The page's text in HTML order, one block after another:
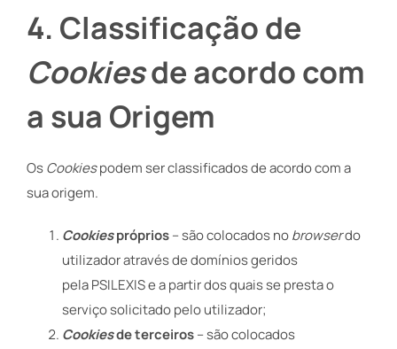
4. Classificação de
Cookiesde acordo com
a sua Origem
OsCookiespodem ser classificados de acordo com a
sua origem.
Cookiespróprios– são colocados nobrowserdo
utilizador através de domínios geridos
pela PSILEXIS e a partir dos quais se presta o
serviço solicitado pelo utilizador;
Cookiesde terceiros– são colocados